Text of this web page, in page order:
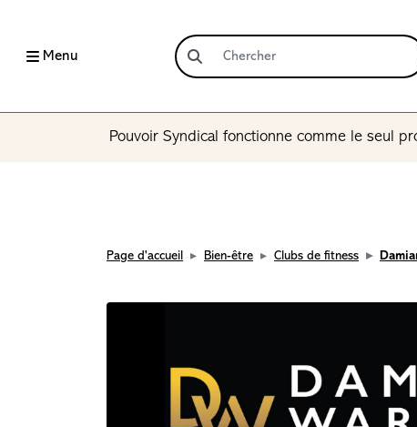
Menu
Pouvoir Syndical fonctionne comme le seul
Page d'accueil Bien-être Clubs de fitness